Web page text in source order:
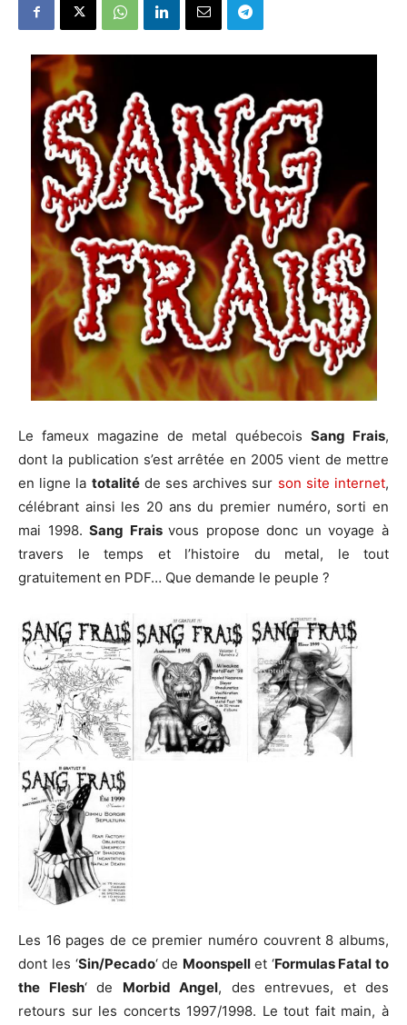
Le fameux magazine de metal québecois Sang Frais,
dont la publication s’est arrêtée en 2005 vient de mettre
en ligne la totalitéde ses archives sur son site internet,
célébrant ainsi les 20 ans du premier numéro, sorti en
mai 1998.Sang Fraisvous propose donc un voyage à
travers le temps et l’histoire du metal, le tout
gratuitement en PDF… Que demande le peuple ?
Les 16 pages de ce premier numéro couvrent 8 albums,
dont les ‘Sin/Pecado‘ de Moonspell et ‘Formulas Fatal to
the Flesh‘ de Morbid Angel, des entrevues, et des
retours sur les concerts 1997/1998. Le tout fait main, à